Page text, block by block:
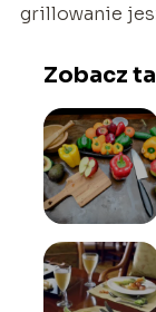
grillowanie
Zobacz